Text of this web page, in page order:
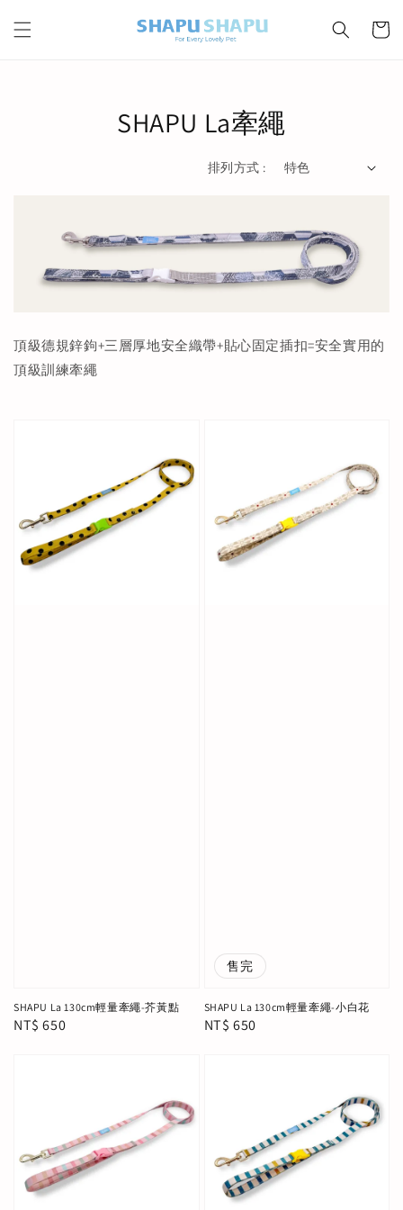
SHAPU La牽繩
排列方式 :
頂級德規鋅鉤+三層厚地安全織帶+貼心固定插扣=安全實用的
頂級訓練牽繩
SHAPU La 130cm輕量牽繩-芥黃點
Regular
NT$ 650
售完
SHAPU La 130cm輕量牽繩-小白花
Regular
NT$ 650